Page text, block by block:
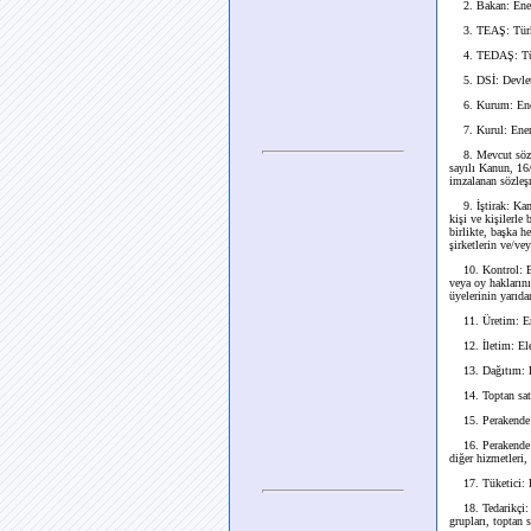
2. Bakan:
3. TEAŞ:
4. TEDAŞ:
5. DSİ: Devlet
6. Kurum:
7. Kurul:
8. Mevcut
sayılı Kanun,
imzalanan
9. İştirak:
kişi ve kişilerle
birlikte, başka
şirketlerin ve/
10. Kontrol: Bir
veya oy
üyelerinin
11. Üretim:
12. İletim:
13. Dağıtım:
14. Toptan
15. Perakende
16. Perakende
diğer hizmetleri,
17. Tüketici:
18. Tedarikçi:
grupları, toptan